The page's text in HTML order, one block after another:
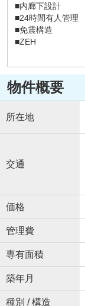
■内廊下設計
■24時間有人管理
■免震構造
■ZEH
物件概要
所在地
交通
価格
管理費
専有面積
築年月
種別 / 構造